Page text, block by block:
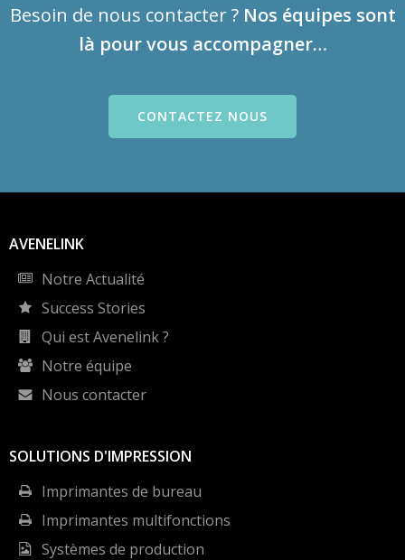
Besoin de nous contacter ?Nos équipes sont
là pour vous accompagner…
CONTACTEZ NOUS
AVENELINK
Notre Actualité
Success Stories
Qui est Avenelink ?
Notre équipe
Nous contacter
SOLUTIONS D'IMPRESSION
Imprimantes de bureau
Imprimantes multifonctions
Systèmes de production